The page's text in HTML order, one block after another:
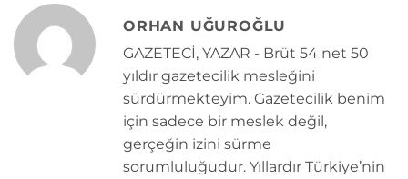
ORHAN UĞUROĞLU
GAZETECİ, YAZAR - Brüt 54 net 50
yıldır gazetecilik mesleğini
sürdürmekteyim. Gazetecilik benim
için sadece bir meslek değil,
gerçeğin izini sürme
sorumluluğudur. Yıllardır Türkiye’nin